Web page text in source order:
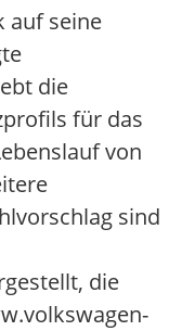
auf seine
die
für das
von
sind
die